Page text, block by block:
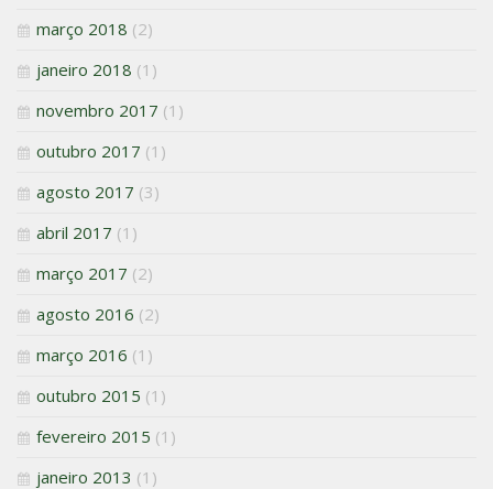
março 2018 (2)
janeiro 2018 (1)
novembro 2017 (1)
outubro 2017 (1)
agosto 2017 (3)
abril 2017 (1)
março 2017 (2)
agosto 2016 (2)
março 2016 (1)
outubro 2015 (1)
fevereiro 2015 (1)
janeiro 2013 (1)